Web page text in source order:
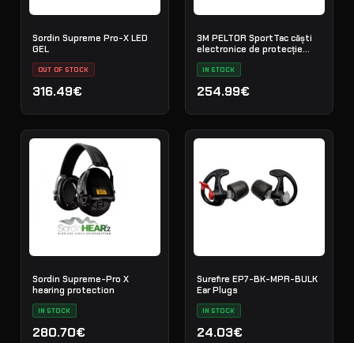
Sordin Supreme Pro-X LED
GEL
OUT OF STOCK
316.49€
3M PELTOR SportTac căști
electronice de protecție
IN STOCK
254.99€
Sordin Supreme-Pro X
hearing protection
IN STOCK
280.70€
Surefire EP7-BK-MPR-BULK
Ear Plugs
IN STOCK
24.03€